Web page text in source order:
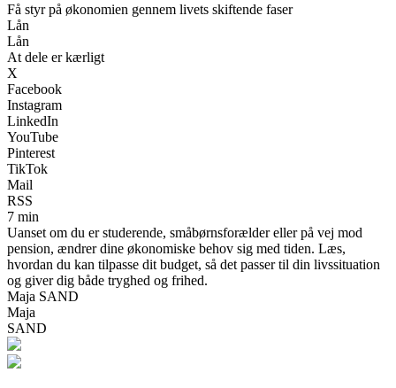
Få styr på økonomien gennem livets skiftende faser
Lån
Lån
At dele er kærligt
X
Facebook
Instagram
LinkedIn
YouTube
Pinterest
TikTok
Mail
RSS
7 min
Uanset om du er studerende, småbørnsforælder eller på vej mod
pension, ændrer dine økonomiske behov sig med tiden. Læs,
hvordan du kan tilpasse dit budget, så det passer til din livssituation
og giver dig både tryghed og frihed.
Maja SAND
Maja
SAND